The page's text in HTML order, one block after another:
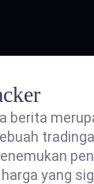
berita
yang